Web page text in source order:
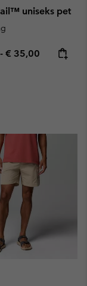
uniseks pet
sale price:
- Maximum price:
€ 35,00